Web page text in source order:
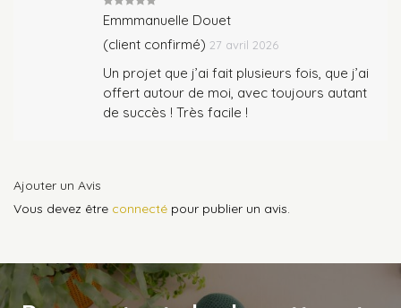
Note
5
Emmmanuelle Douet
(client confirmé) 27 avril 2026
Un projet que j’ai fait plusieurs fois, que j’ai
offert autour de moi, avec toujours autant
de succès ! Très facile !
Ajouter un Avis
Vous devez être connecté pour publier un avis.